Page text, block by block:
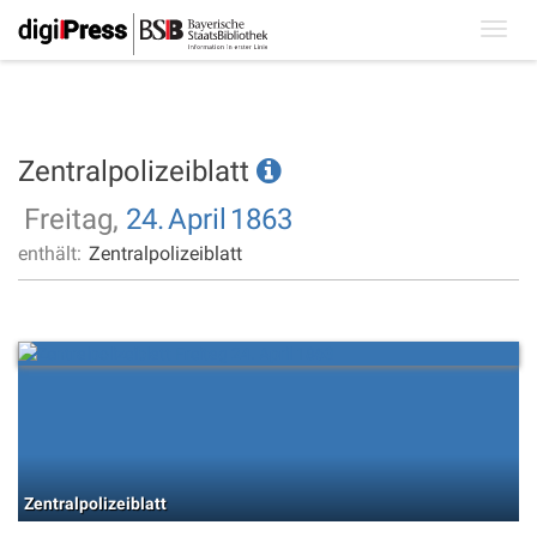
Zentralpolizeiblatt
Freitag, 24.April 1863
enthält: Zentralpolizeiblatt
Zentralpolizeiblatt